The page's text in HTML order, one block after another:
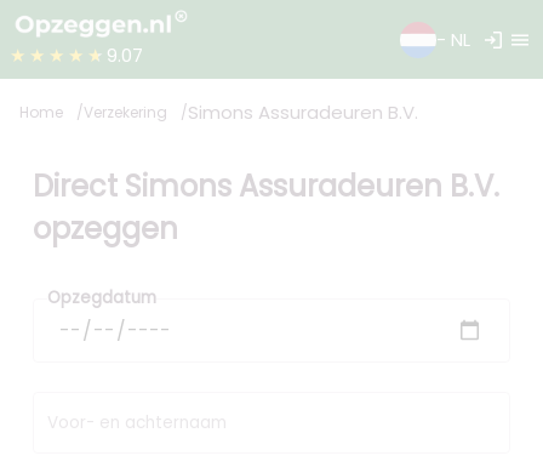
★★★★★ 9.07
- NL login menu
Home Verzekering Simons Assuradeuren B.V.
Direct Simons Assuradeuren B.V.
opzeggen
Opzegdatum
Voor- en achternaam